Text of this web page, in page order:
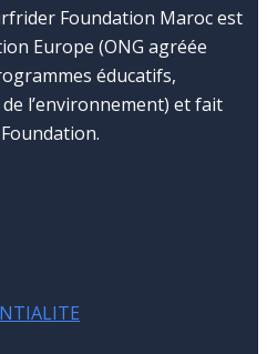
Foundation Maroc est
Europe (ONG agréée
éducatifs,
l’environnement) et fait